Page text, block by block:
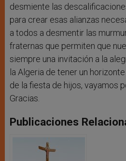
desmiente las
para crear esas alianzas
a todos a desmentir las
fraternas que permiten que
siempre una invitación a la
la Algeria de tener un
de la fiesta de hijos, vayamos
Gracias.
Publicaciones